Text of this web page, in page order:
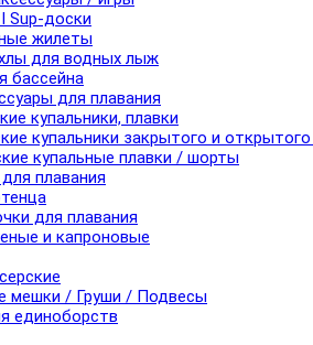
Sup-доски
жилеты
для водных лыж
бассейна
для плавания
купальники, плавки
купальники закрытого и
купальные плавки / шорты
плавания
для плавания
и капроновые
мешки / Груши / Подвесы
единоборств